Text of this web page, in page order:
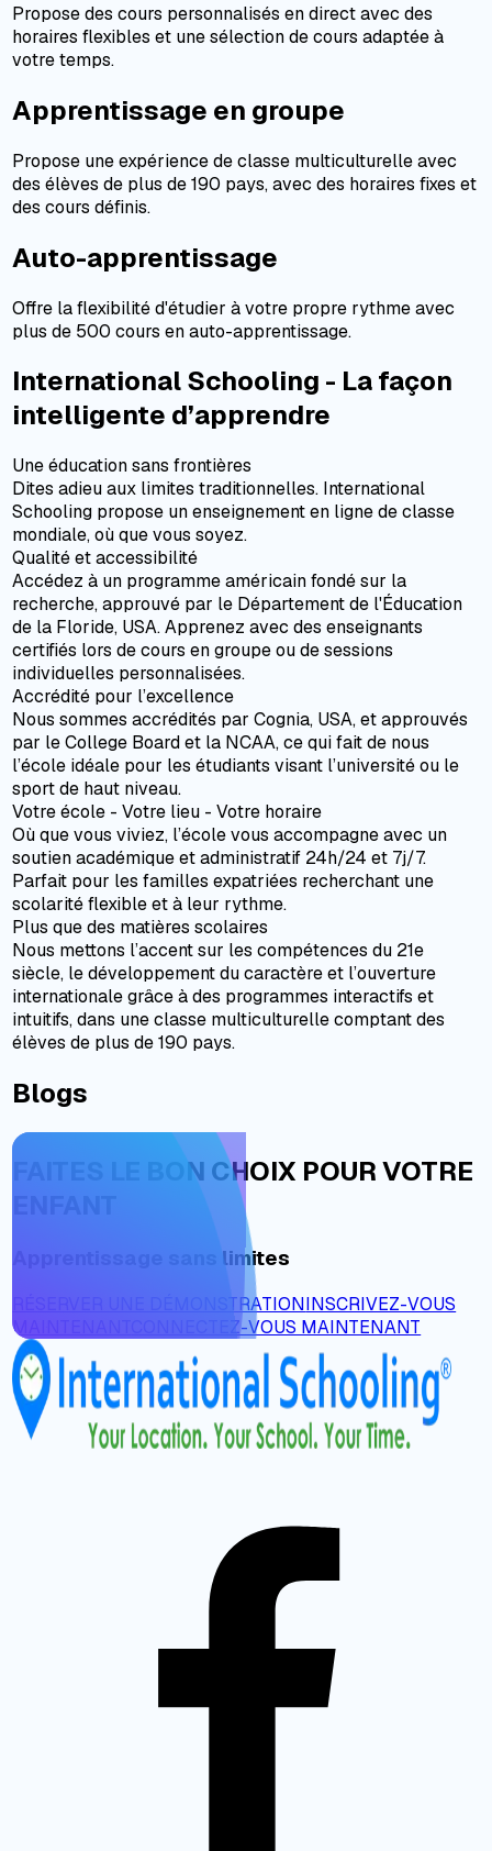
Propose des cours personnalisés en direct avec des
horaires flexibles et une sélection de cours adaptée à
votre temps.
Apprentissage en groupe
Propose une expérience de classe multiculturelle avec
des élèves de plus de 190 pays, avec des horaires fixes et
des cours définis.
Auto-apprentissage
Offre la flexibilité d'étudier à votre propre rythme avec
plus de 500 cours en auto-apprentissage.
International Schooling - La façon
intelligente d’apprendre
Une éducation sans frontières
Dites adieu aux limites traditionnelles. International
Schooling propose un enseignement en ligne de classe
mondiale, où que vous soyez.
Qualité et accessibilité
Accédez à un programme américain fondé sur la
recherche, approuvé par le Département de l'Éducation
de la Floride, USA. Apprenez avec des enseignants
certifiés lors de cours en groupe ou de sessions
individuelles personnalisées.
Accrédité pour l’excellence
Nous sommes accrédités par Cognia, USA, et approuvés
par le College Board et la NCAA, ce qui fait de nous
l’école idéale pour les étudiants visant l’université ou le
sport de haut niveau.
Votre école - Votre lieu - Votre horaire
Où que vous viviez, l’école vous accompagne avec un
soutien académique et administratif 24h/24 et 7j/7.
Parfait pour les familles expatriées recherchant une
scolarité flexible et à leur rythme.
Plus que des matières scolaires
Nous mettons l’accent sur les compétences du 21e
siècle, le développement du caractère et l’ouverture
internationale grâce à des programmes interactifs et
intuitifs, dans une classe multiculturelle comptant des
élèves de plus de 190 pays.
Blogs
FAITES LE BON CHOIX POUR VOTRE
ENFANT
Apprentissage sans limites
RÉSERVER UNE DÉMONSTRATIONINSCRIVEZ-VOUS
MAINTENANT
CONNECTEZ-VOUS MAINTENANT